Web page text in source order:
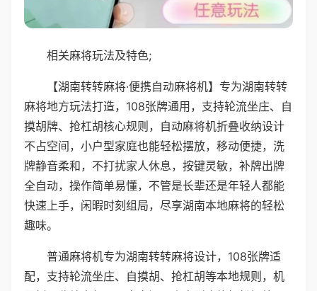
相关麻将玩法及特色;
【湖南转转麻将·便携自动麻将机】专为湖南转转
麻将地方玩法打造，108张牌通用，支持轮流坐庄、自
摸胡牌、抢杠胡核心规则，自动麻将机折叠收纳设计
不占空间，小户型家庭也能轻松摆放，移动便捷，洗
牌静音柔和，不打扰家人休息，按键灵敏，补牌出牌
全自动，操作简单易懂，不管是长辈还是年轻人都能
快速上手，闲暇时刻组局，尽享湖南本地麻将的轻松
趣味。
普通麻将机专为湖南转转麻将设计，108张牌适
配，支持轮流坐庄、自摸胡、抢杠胡等本地规则，机